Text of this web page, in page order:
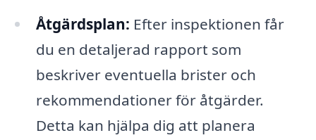
Åtgärdsplan: Efter inspektionen får
du en detaljerad rapport som
beskriver eventuella brister och
rekommendationer för åtgärder.
Detta kan hjälpa dig att planera